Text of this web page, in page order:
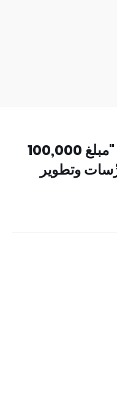
جنرال موتورز ‘تمنح "تنوير "مبلغ 100,000
وتطوير